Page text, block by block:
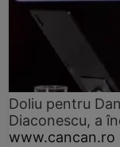
Doliu pentru
Diaconescu, a
www.cancan.ro